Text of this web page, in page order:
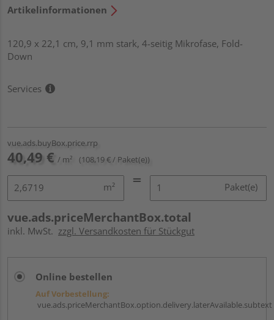
Artikelinformationen
120,9 x 22,1 cm, 9,1 mm stark, 4-seitig Mikrofase, Fold-
Down
Services
vue.ads.buyBox.price.rrp
40,49 € / m² (108,19 € / Paket(e))
m² Paket(e)
vue.ads.priceMerchantBox.total
inkl. MwSt. zzgl. Versandkosten für Stückgut
Online bestellen
Auf Vorbestellung:
vue.ads.priceMerchantBox.option.delivery.laterAvailable.subtext